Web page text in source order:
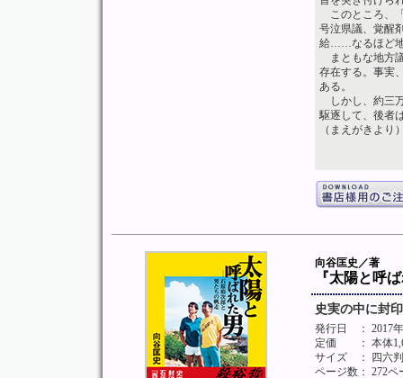
このところ、
号泣県議、覚醒
給……なるほど地
まともな地方
存在する。事実
ある。
しかし、約三
駆逐して、後者
（まえがきより
向谷匡史／著
『太陽と呼
史実の中に封
発行日
： 2017
定価
： 本体
サイズ
： 四六
ページ数： 272ペ